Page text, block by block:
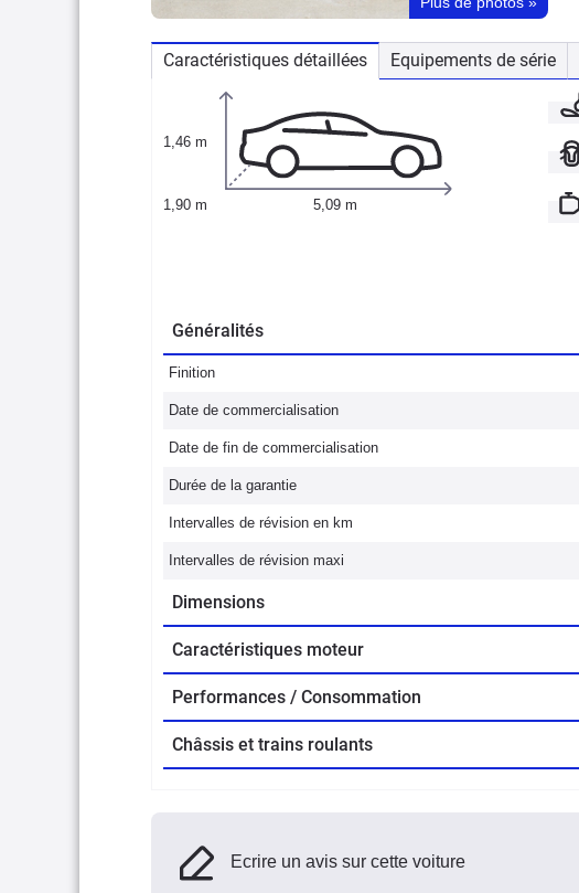
Caractéristiques détaillées Equipements de série
1,46 m
1,90 m 5,09 m
Généralités
Finition
Date de commercialisation
Date de fin de commercialisation
Durée de la garantie
Intervalles de révision en km
Intervalles de révision maxi
Dimensions
Caractéristiques moteur
Performances / Consommation
Châssis et trains roulants
Ecrire un avis sur cette voiture